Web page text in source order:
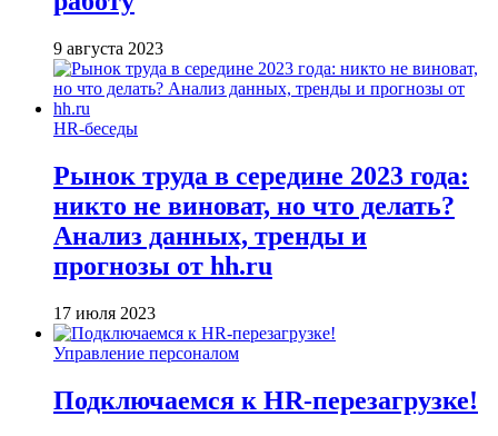
9 августа 2023
HR-беседы
Рынок труда в середине 2023 года:
никто не виноват, но что делать?
Анализ данных, тренды и
прогнозы от hh.ru
17 июля 2023
Управление персоналом
Подключаемся к HR-перезагрузке!